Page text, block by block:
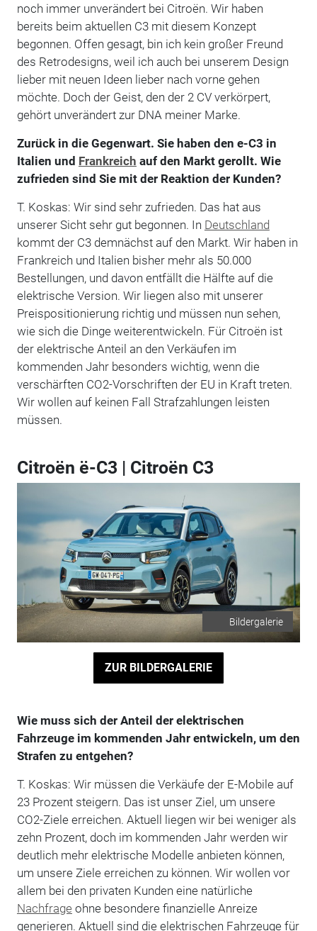
noch immer unverändert bei Citroën. Wir haben
bereits beim aktuellen C3 mit diesem Konzept
begonnen. Offen gesagt, bin ich kein großer Freund
des Retrodesigns, weil ich auch bei unserem Design
lieber mit neuen Ideen lieber nach vorne gehen
möchte. Doch der Geist, den der 2 CV verkörpert,
gehört unverändert zur DNA meiner Marke.
Zurück in die Gegenwart. Sie haben den e-C3 in
Italien und Frankreich auf den Markt gerollt. Wie
zufrieden sind Sie mit der Reaktion der Kunden?
T. Koskas: Wir sind sehr zufrieden. Das hat aus
unserer Sicht sehr gut begonnen. In Deutschland
kommt der C3 demnächst auf den Markt. Wir haben in
Frankreich und Italien bisher mehr als 50.000
Bestellungen, und davon entfällt die Hälfte auf die
elektrische Version. Wir liegen also mit unserer
Preispositionierung richtig und müssen nun sehen,
wie sich die Dinge weiterentwickeln. Für Citroën ist
der elektrische Anteil an den Verkäufen im
kommenden Jahr besonders wichtig, wenn die
verschärften CO2-Vorschriften der EU in Kraft treten.
Wir wollen auf keinen Fall Strafzahlungen leisten
müssen.
Citroën ë-C3 | Citroën C3
Bildergalerie
ZUR BILDERGALERIE
Wie muss sich der Anteil der elektrischen
Fahrzeuge im kommenden Jahr entwickeln, um den
Strafen zu entgehen?
T. Koskas: Wir müssen die Verkäufe der E-Mobile auf
23 Prozent steigern. Das ist unser Ziel, um unsere
CO2-Ziele erreichen. Aktuell liegen wir bei weniger als
zehn Prozent, doch im kommenden Jahr werden wir
deutlich mehr elektrische Modelle anbieten können,
um unsere Ziele erreichen zu können. Wir wollen vor
allem bei den privaten Kunden eine natürliche
Nachfrage ohne besondere finanzielle Anreize
generieren. Aktuell sind die elektrischen Fahrzeuge für